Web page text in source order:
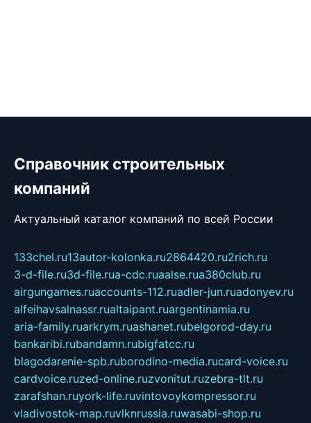
Справочник строительных
компаний
Актуальный каталог компаний по всей России
133chel.ru13autor-kolonka.ru2864420.ru2rich.ru
3-d-file.ru3d-file.rua-cdc.ruaalse.rua380club.ru
airgungames.ruaccounts-112.ruadler-jun.ruadonyev.ru
alfeihavsalnassr.rualtaipant.ruargentinamia.ru
aria-family.ruarkrym.ruashanet.rubelgorod-day.ru
bankaribi.rubandamn.rubigfatcc.ru
blagodarenie-spb.ruborodino-media.rucard-voice.ru
cardvoice.ruzed-online.ruzvonitut.ruzebra-tlt.ru
zarafshan.ruyork-life.ruvintovoykompressor.ru
vladivostok-map.ruvlknrussia.ruwasabi-shop.ru